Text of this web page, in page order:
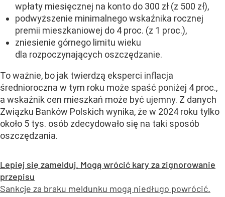
wpłaty miesięcznej na konto do 300 zł (z 500 zł),
podwyższenie minimalnego wskaźnika rocznej
premii mieszkaniowej do 4 proc. (z 1 proc.),
zniesienie górnego limitu wieku
dla rozpoczynających oszczędzanie.
To ważnie, bo jak twierdzą eksperci inflacja
średnioroczna w tym roku może spaść poniżej 4 proc.,
a wskaźnik cen mieszkań może być ujemny. Z danych
Związku Banków Polskich wynika, że w 2024 roku tylko
około 5 tys. osób zdecydowało się na taki sposób
oszczędzania.
Lepiej się zamelduj. Mogą wrócić kary za zignorowanie
przepisu
Sankcje za braku meldunku mogą niedługo powrócić.